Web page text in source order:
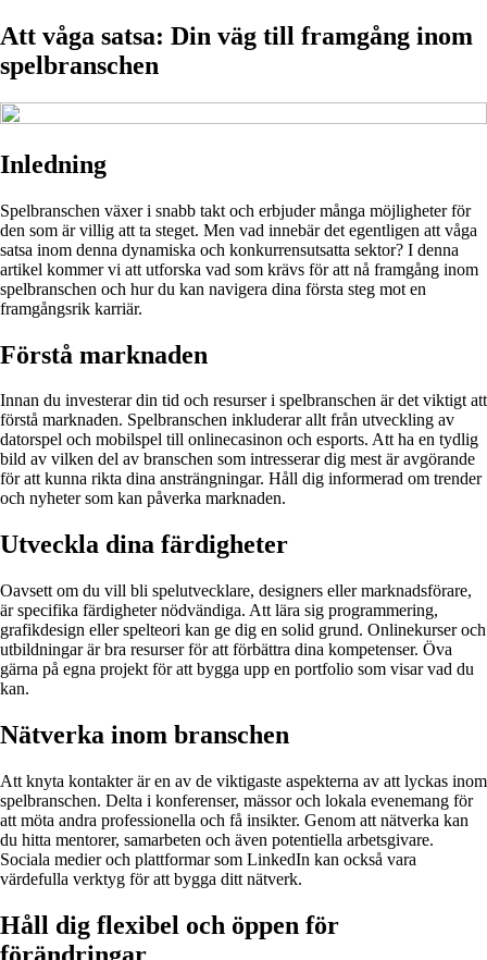
Att våga satsa: Din väg till framgång inom
spelbranschen
Inledning
Spelbranschen växer i snabb takt och erbjuder många möjligheter för
den som är villig att ta steget. Men vad innebär det egentligen att våga
satsa inom denna dynamiska och konkurrensutsatta sektor? I denna
artikel kommer vi att utforska vad som krävs för att nå framgång inom
spelbranschen och hur du kan navigera dina första steg mot en
framgångsrik karriär.
Förstå marknaden
Innan du investerar din tid och resurser i spelbranschen är det viktigt att
förstå marknaden. Spelbranschen inkluderar allt från utveckling av
datorspel och mobilspel till onlinecasinon och esports. Att ha en tydlig
bild av vilken del av branschen som intresserar dig mest är avgörande
för att kunna rikta dina ansträngningar. Håll dig informerad om trender
och nyheter som kan påverka marknaden.
Utveckla dina färdigheter
Oavsett om du vill bli spelutvecklare, designers eller marknadsförare,
är specifika färdigheter nödvändiga. Att lära sig programmering,
grafikdesign eller spelteori kan ge dig en solid grund. Onlinekurser och
utbildningar är bra resurser för att förbättra dina kompetenser. Öva
gärna på egna projekt för att bygga upp en portfolio som visar vad du
kan.
Nätverka inom branschen
Att knyta kontakter är en av de viktigaste aspekterna av att lyckas inom
spelbranschen. Delta i konferenser, mässor och lokala evenemang för
att möta andra professionella och få insikter. Genom att nätverka kan
du hitta mentorer, samarbeten och även potentiella arbetsgivare.
Sociala medier och plattformar som LinkedIn kan också vara
värdefulla verktyg för att bygga ditt nätverk.
Håll dig flexibel och öppen för